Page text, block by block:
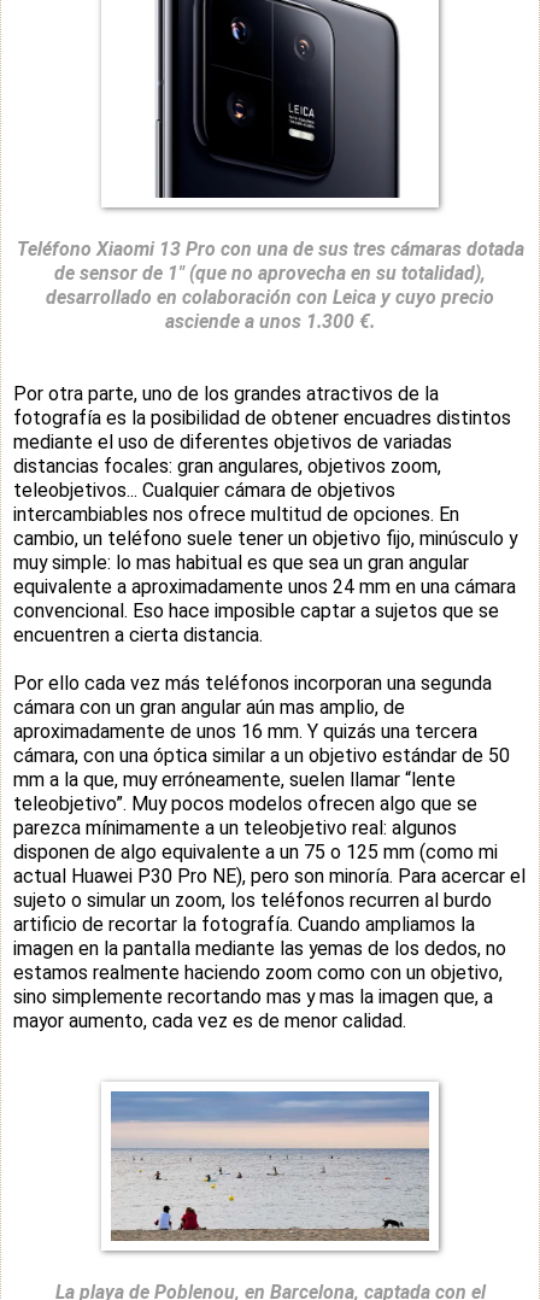
Teléfono Xiaomi 13 Pro con una de sus tres cámaras dotada
de sensor de 1" (que no aprovecha en su totalidad),
desarrollado en colaboración con Leica y cuyo precio
asciende a unos 1.300 €.
Por otra parte, uno de los grandes atractivos de la
fotografía es la posibilidad de obtener encuadres distintos
mediante el uso de diferentes objetivos de variadas
distancias focales: gran angulares, objetivos zoom,
teleobjetivos... Cualquier cámara de objetivos
intercambiables nos ofrece multitud de opciones. En
cambio, un teléfono suele tener un objetivo fijo, minúsculo y
muy simple: lo mas habitual es que sea un gran angular
equivalente a aproximadamente unos 24 mm en una cámara
convencional. Eso hace imposible captar a sujetos que se
encuentren a cierta distancia.
Por ello cada vez más teléfonos incorporan una segunda
cámara con un gran angular aún mas amplio, de
aproximadamente de unos 16 mm. Y quizás una tercera
cámara, con una óptica similar a un objetivo estándar de 50
mm a la que, muy erróneamente, suelen llamar “lente
teleobjetivo”. Muy pocos modelos ofrecen algo que se
parezca mínimamente a un teleobjetivo real: algunos
disponen de algo equivalente a un 75 o 125 mm (como mi
actual Huawei P30 Pro NE), pero son minoría. Para acercar el
sujeto o simular un zoom, los teléfonos recurren al burdo
artificio de recortar la fotografía. Cuando ampliamos la
imagen en la pantalla mediante las yemas de los dedos, no
estamos realmente haciendo zoom como con un objetivo,
sino simplemente recortando mas y mas la imagen que, a
mayor aumento, cada vez es de menor calidad.
La playa de Poblenou, en Barcelona, captada con el